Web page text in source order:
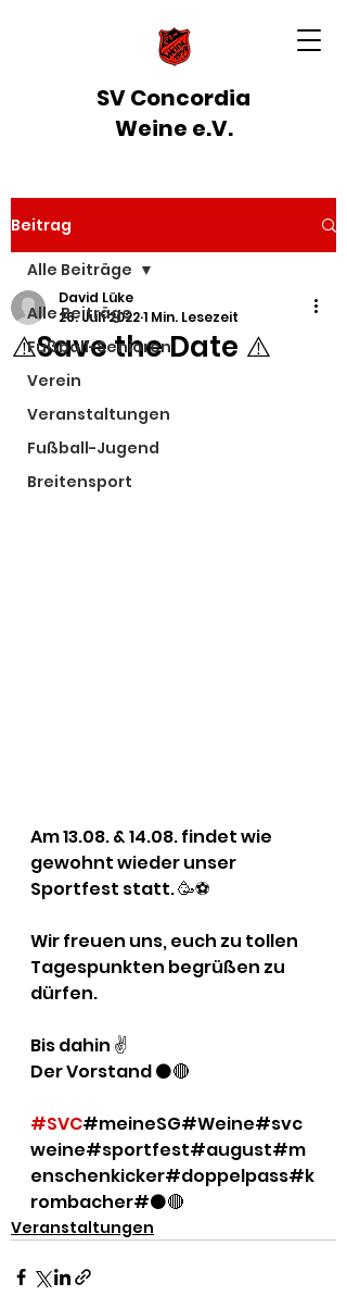
SV Concordia
Weine e.V.
Beitrag
Alle Beiträge
Fußball-Senioren
Verein
Veranstaltungen
Fußball-Jugend
Breitensport
Alle Beiträge
⚠️Save the Date ⚠️
David Lüke
26. Juli 20221 Min. Lesezeit
Am 13.08. & 14.08. findet wie
gewohnt wieder unser
Sportfest statt. 🥳⚽️
Wir freuen uns, euch zu tollen
Tagespunkten begrüßen zu
dürfen.
Bis dahin ✌️
Der Vorstand ⚫️🔴
#SVC#meineSG#Weine#svc
weine#sportfest#august#m
enschenkicker#doppelpass#k
rombacher#⚫️🔴
Veranstaltungen